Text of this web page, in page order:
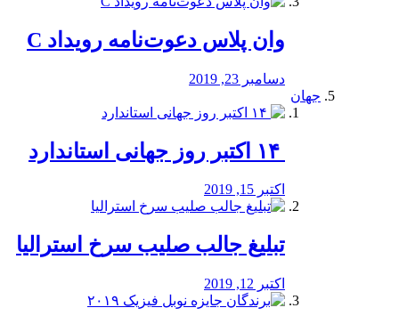
وان پلاس دعوت‌نامه رویداد C
دسامبر 23, 2019
جهان
اکتبر 15, 2019
تبلیغ جالب صلیب سرخ استرالیا
اکتبر 12, 2019